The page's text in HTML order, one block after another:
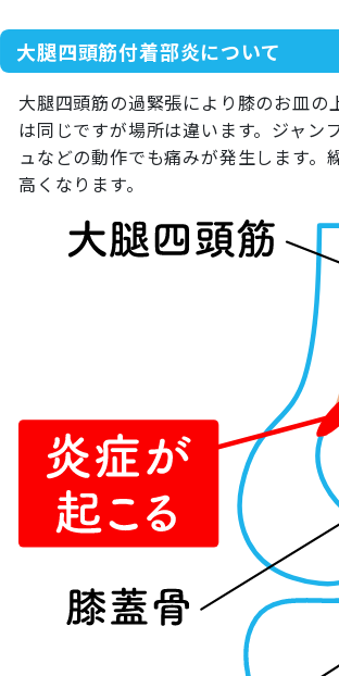
大腿四頭筋付着部炎について
大腿四頭筋の過緊張により膝のお皿の
は同じですが場所は違います。ジャン
ュなどの動作でも痛みが発生します
高くなります。